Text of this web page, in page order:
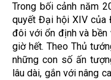
Trong bối cảnh năm
quyết Đại hội XIV của
đôi với ổn định và
giờ hết. Theo Thủ
những con số ấn
lâu dài, gắn với nâng